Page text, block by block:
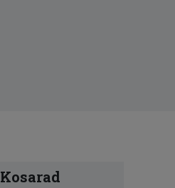
Kosarad